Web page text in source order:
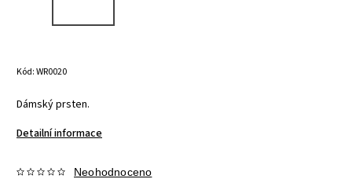
Kód:WR0020
Dámský prsten.
Detailní informace
Neohodnoceno